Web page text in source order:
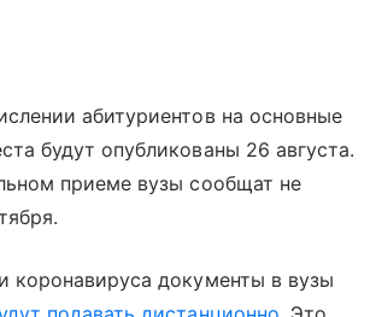
абитуриентов на основные
будут опубликованы 26 августа.
приеме вузы сообщат не
коронавируса документы в вузы